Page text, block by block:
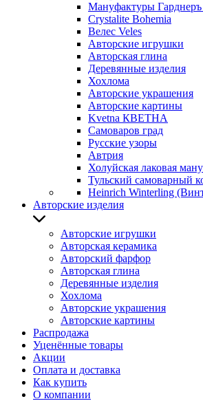
Мануфактуры
Crystalite Bohemia
Велес Veles
Авторские игрушки
Авторская глина
Деревянные изделия
Хохлома
Авторские украшения
Авторские картины
Kvetna КВЕТНА
Самоваров град
Русские узоры
Автрия
Холуйская лаковая
Тульский самоварный
Heinrich Winterling
Авторские изделия
Авторские игрушки
Авторская керамика
Авторский фарфор
Авторская глина
Деревянные изделия
Хохлома
Авторские украшения
Авторские картины
Распродажа
Уценённые товары
Акции
Оплата и доставка
Как купить
О компании